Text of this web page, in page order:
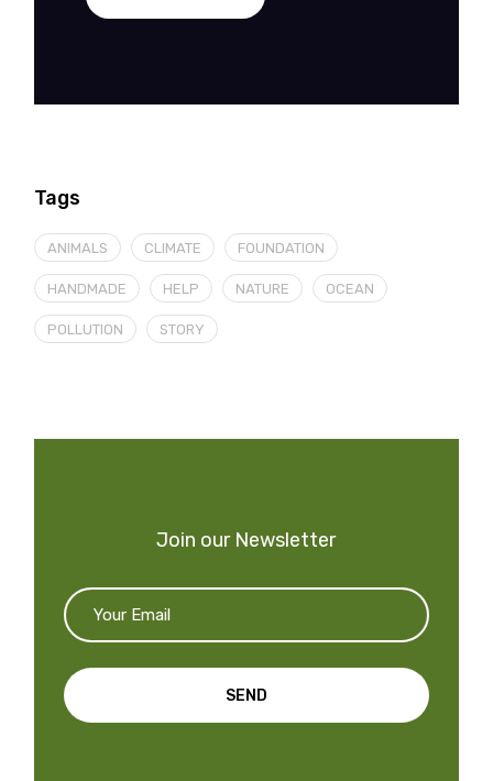
Tags
ANIMALS CLIMATE FOUNDATION
HANDMADE HELP NATURE OCEAN
POLLUTION STORY
Join our Newsletter
SEND